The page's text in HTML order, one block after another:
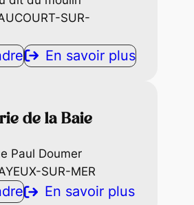
SUR-
En savoir plus
de la Baie
Paul Doumer
SUR-MER
En savoir plus